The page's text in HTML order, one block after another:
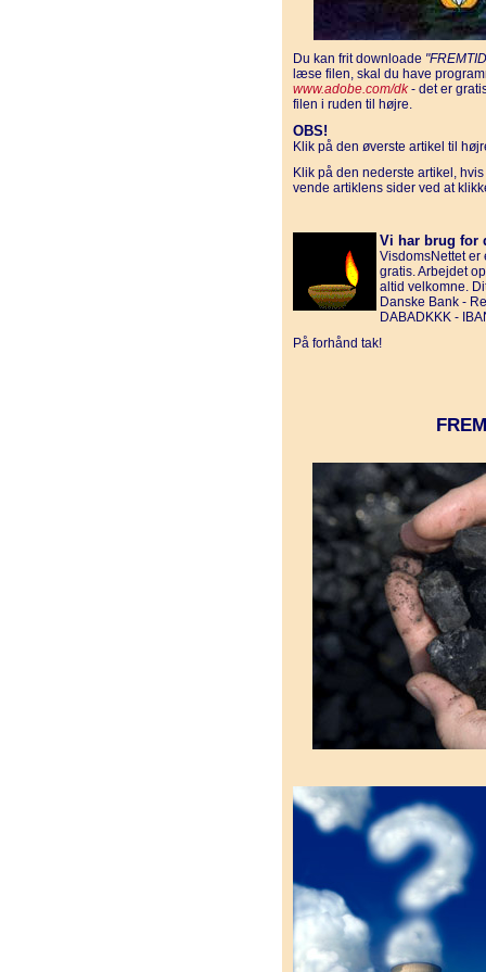
Du kan frit downloade
læse filen, skal du have
www.adobe.com/dk- det er
filen i ruden til højre.
OBS!
Klik på den øverste artikel til
Klik på den nederste artikel,
vende artiklens sider ved at
Vi har brug for
VisdomsNettet er
gratis. Arbejdet
altid velkomne.
Danske Bank -
DABADKKK -
På forhånd tak!